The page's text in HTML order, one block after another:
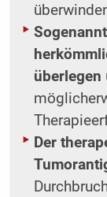
überlegen
Der